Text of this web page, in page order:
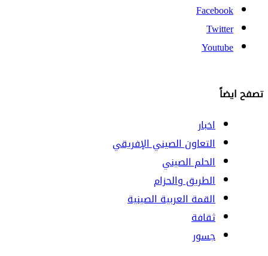
Facebook
Twitter
Youtube
تصفح ايضاً
اخبار
التعاون الصيني الإفريقي
الحلم الصيني
الطريق والحزام
القمة العربية الصينية
ثقافة
جسور